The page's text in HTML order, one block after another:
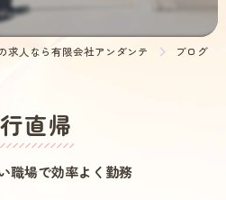
求人なら有限会社アンダンテ ブログ
直帰
職場で効率よく勤務